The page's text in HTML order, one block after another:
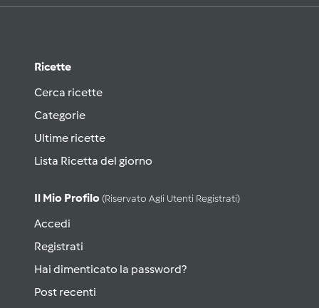
Ricette
Cerca ricette
Categorie
Ultime ricette
Lista Ricetta del giorno
Il Mio Profilo (riservato Agli Utenti Registrati)
Accedi
Registrati
Hai dimenticato la password?
Post recenti